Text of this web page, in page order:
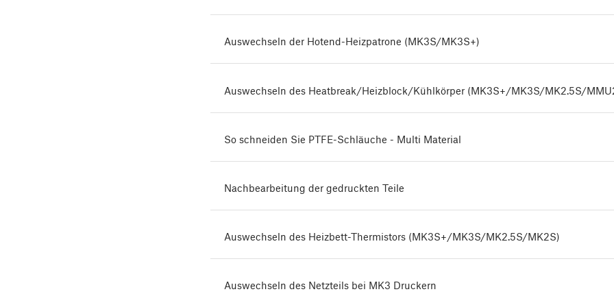
Auswechseln der Hotend-Heizpatrone (MK3S/MK3S+)
Auswechseln des Heatbreak/Heizblock/Kühlkörper (MK3S+/MK3S/MK2.5S/
So schneiden Sie PTFE-Schläuche - Multi Material
Nachbearbeitung der gedruckten Teile
Auswechseln des Heizbett-Thermistors (MK3S+/MK3S/MK2.5S/MK2S)
Auswechseln des Netzteils bei MK3 Druckern